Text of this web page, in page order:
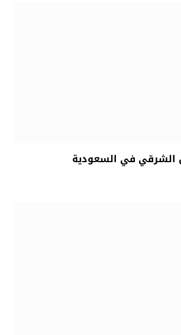
الشرقي في السعودية